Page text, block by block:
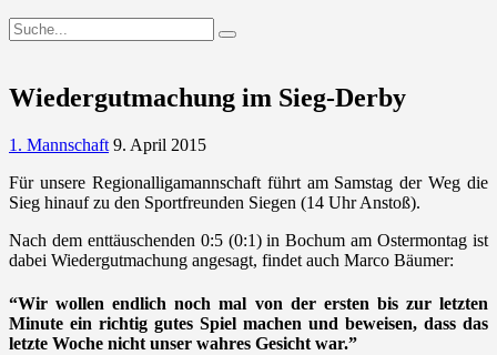
Wiedergutmachung im Sieg-Derby
1. Mannschaft 9. April 2015
Für unsere Regionalligamannschaft führt am Samstag der Weg die
Sieg hinauf zu den Sportfreunden Siegen (14 Uhr Anstoß).
Nach dem enttäuschenden 0:5 (0:1) in Bochum am Ostermontag ist
dabei Wiedergutmachung angesagt, findet auch Marco Bäumer:
“Wir wollen endlich noch mal von der ersten bis zur letzten
Minute ein richtig gutes Spiel machen und beweisen, dass das
letzte Woche nicht unser wahres Gesicht war.”